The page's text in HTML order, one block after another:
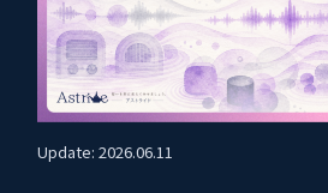
Update: 2026.06.11